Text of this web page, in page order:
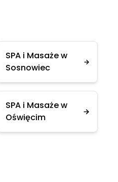
SPA i Masaże w
Sosnowiec
SPA i Masaże w
Oświęcim